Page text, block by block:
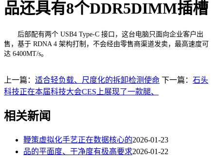
品还具有8个DDR5DIMM插槽
后部配有两个 USB4 Type-C 接口，这台电脑只面向企业客户出
售，基于 RDNA 4 架构打制，不会经由零售商渠道发卖，最高速度可
达 6400MT/s。
上一篇： 适合轻负载、尺度化的拆卸检测使命 下一篇： 石头
科技正在本届科技大会CES上展现了一款腿、
相关新闻
鞭策虚拟化手艺正在数据核心的2026-01-23
品的平面度、干净度有极高要求2026-01-22